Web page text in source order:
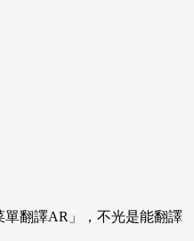
翻譯AR」，不光是能翻譯